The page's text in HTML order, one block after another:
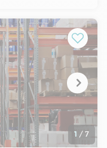
accessibles de
au rez-de-chaussée
avec des
charges.
l'autoroute A22, la
et la desserte par
qu'un arrêt de bus à
1 / 7